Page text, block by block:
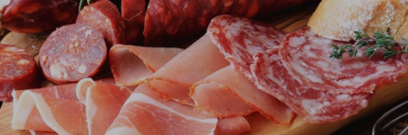
Journal
Lavora con noi
Cina live